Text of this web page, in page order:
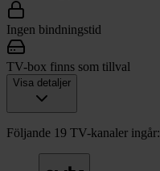
Ingen bindningstid
TV-box finns som tillval
Visa detaljer
Följande 19 TV-kanaler ingår: